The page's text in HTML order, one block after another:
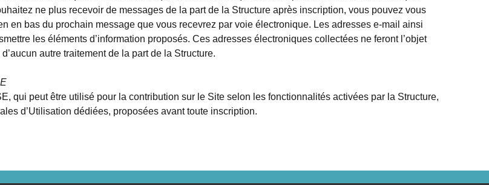
ne plus recevoir de messages de la part de la Structure après inscription, vous pouvez vous
en bas du prochain message que vous recevrez par voie électronique. Les adresses e-mail ainsi
les éléments d’information proposés. Ces adresses électroniques collectées ne feront l’objet
autre traitement de la part de la Structure.
qui peut être utilisé pour la contribution sur le Site selon les fonctionnalités activées par la Structure,
d’Utilisation dédiées, proposées avant toute inscription.